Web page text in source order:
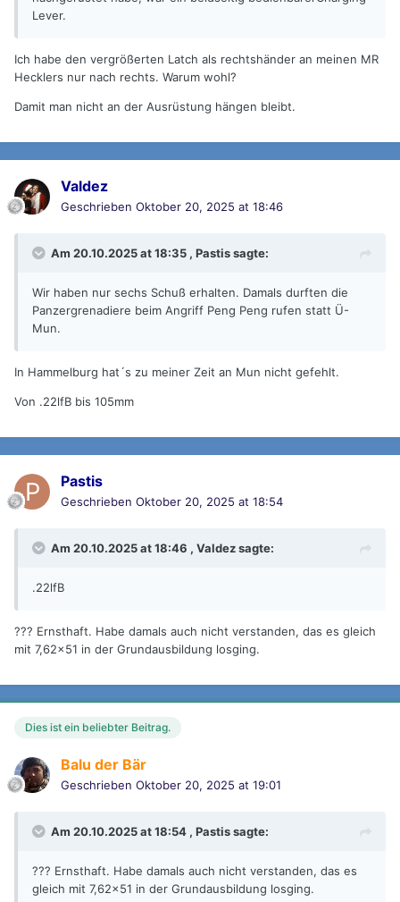
Lever.
Ich habe den vergrößerten Latch als rechtshänder an meinen MR
Hecklers nur nach rechts. Warum wohl?
Damit man nicht an der Ausrüstung hängen bleibt.
Valdez
Geschrieben Oktober 20, 2025 at 18:46
Am 20.10.2025 at 18:35 , Pastissagte:
Wir haben nur sechs Schuß erhalten. Damals durften die
Panzergrenadiere beim Angriff Peng Peng rufen statt Ü-
Mun.
In Hammelburg hat´s zu meiner Zeit an Mun nicht gefehlt.
Von .22lfB bis 105mm
Pastis
Geschrieben Oktober 20, 2025 at 18:54
Am 20.10.2025 at 18:46 , Valdezsagte:
.22lfB
??? Ernsthaft. Habe damals auch nicht verstanden, das es gleich
mit 7,62x51 in der Grundausbildung losging.
Dies ist ein beliebter Beitrag.
Balu der Bär
Geschrieben Oktober 20, 2025 at 19:01
Am 20.10.2025 at 18:54 , Pastissagte:
??? Ernsthaft. Habe damals auch nicht verstanden, das es
gleich mit 7,62x51 in der Grundausbildung losging.